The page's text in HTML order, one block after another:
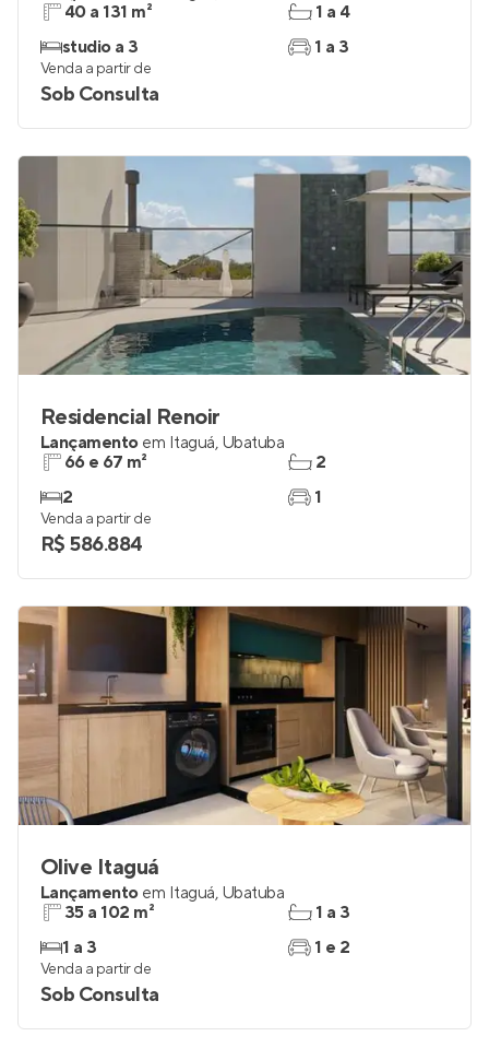
40 a 131 m²
studio a 3
1 a 4
1 a 3
Venda a partir de
Sob Consulta
Residencial Renoir
Lançamento em Itaguá, Ubatuba
66 e 67 m²
2
2
1
Venda a partir de
R$ 586.884
Olive Itaguá
Lançamento em Itaguá, Ubatuba
35 a 102 m²
1 a 3
1 a 3
1 e 2
Venda a partir de
Sob Consulta